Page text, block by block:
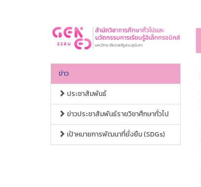
ข่าว
ประชาสัมพันธ์
ข่าวประชาสัมพันธ์รายวิชาศึกษาทั่วไป
เป้าหมายการพัฒนาที่ยั่งยืน (SDGs)